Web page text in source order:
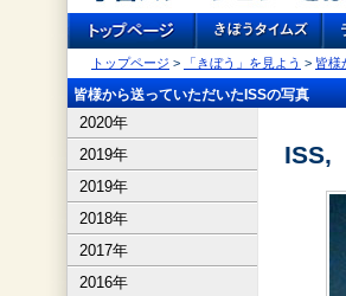
トップページ > 「きぼう」を見よう > 皆様
皆様から送っていただいたISSの写真
2020年
2019年
2019年
2018年
2017年
2016年
ISS,